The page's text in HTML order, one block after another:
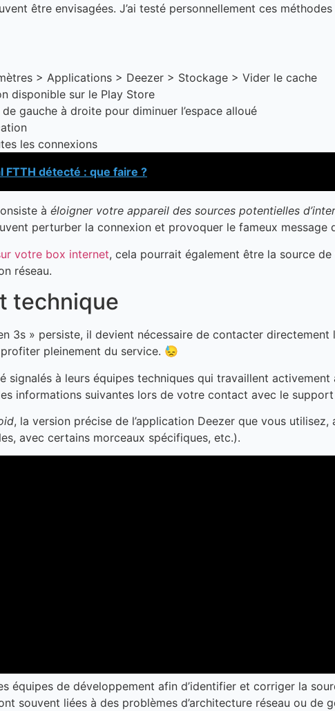
être envisagées. J’ai testé personnellement ces
> Applications > Deezer > Stockage > Vider le cache
disponible sur le Play Store
gauche à droite pour diminuer l’espace alloué
les connexions
FTTH détecté : que faire ?
à éloigner votre appareil des sources potentielles
perturber la connexion et provoquer le fameux message
votre box internet, cela pourrait également être la source
réseau.
technique
3s » persiste, il devient nécessaire de contacter
pleinement du service. 😓
à leurs équipes techniques qui travaillent
informations suivantes lors de votre contact avec le support
, la version précise de l’application Deezer que vous
avec certains morceaux spécifiques, etc.).
équipes de développement afin d’identifier et corriger la
souvent liées à des problèmes d’architecture réseau ou de